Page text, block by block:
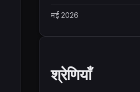
मई 2026
श्रेणियाँ